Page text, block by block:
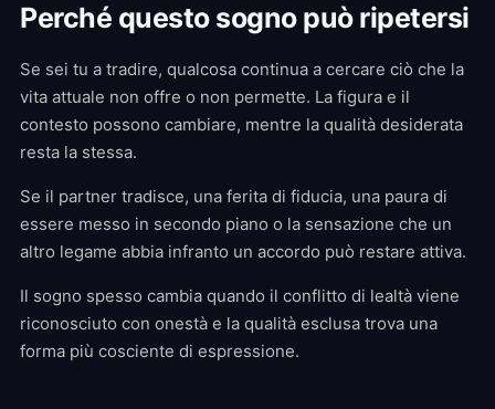
Perché questo sogno può ripetersi
Se sei tu a tradire, qualcosa continua a cercare ciò che la
vita attuale non offre o non permette. La figura e il
contesto possono cambiare, mentre la qualità desiderata
resta la stessa.
Se il partner tradisce, una ferita di fiducia, una paura di
essere messo in secondo piano o la sensazione che un
altro legame abbia infranto un accordo può restare attiva.
Il sogno spesso cambia quando il conflitto di lealtà viene
riconosciuto con onestà e la qualità esclusa trova una
forma più cosciente di espressione.